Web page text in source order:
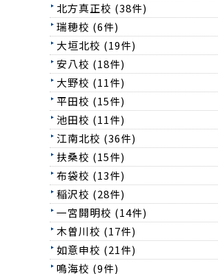
北方真正校 (38件)
瑞穂校 (6件)
大垣北校 (19件)
安八校 (18件)
大野校 (11件)
平田校 (15件)
池田校 (11件)
江南北校 (36件)
扶桑校 (15件)
布袋校 (13件)
稲沢校 (28件)
一宮開明校 (14件)
木曽川校 (17件)
如意申校 (21件)
鳴海校 (9件)